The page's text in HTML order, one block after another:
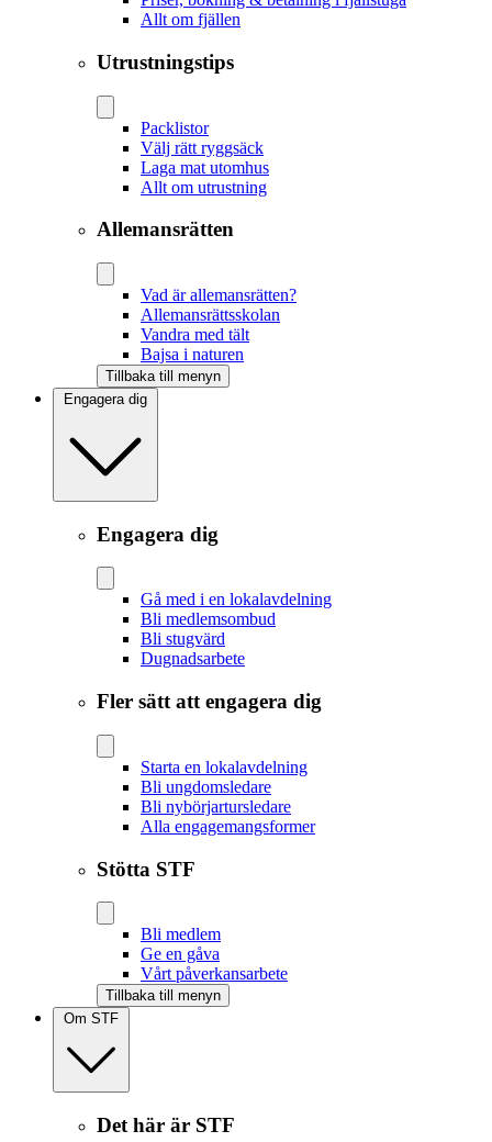
Allt om fjällen
Utrustningstips
Packlistor
Välj rätt ryggsäck
Laga mat utomhus
Allt om utrustning
Allemansrätten
Vad är allemansrätten?
Allemansrättsskolan
Vandra med tält
Bajsa i naturen
Tillbaka till menyn
Engagera dig
Engagera dig
Gå med i en lokalavdelning
Bli medlemsombud
Bli stugvärd
Dugnadsarbete
Fler sätt att engagera dig
Starta en lokalavdelning
Bli ungdomsledare
Bli nybörjartursledare
Alla engagemangsformer
Stötta STF
Bli medlem
Ge en gåva
Vårt påverkansarbete
Tillbaka till menyn
Om STF
Det här är STF